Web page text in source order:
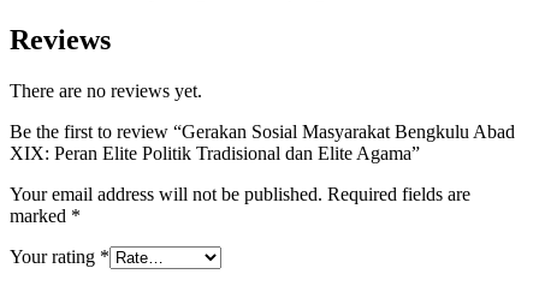
Reviews
There are no reviews yet.
Be the first to review “Gerakan Sosial Masyarakat Bengkulu Abad
XIX: Peran Elite Politik Tradisional dan Elite Agama”
Your email address will not be published. Required fields are
marked *
Your rating *